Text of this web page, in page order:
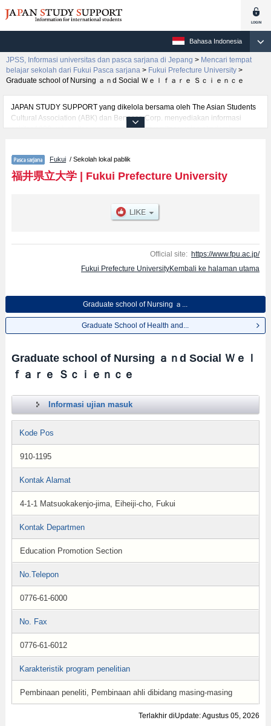
Bahasa Indonesia
JPSS, Informasi universitas dan pasca sarjana di Jepang > Mencari tempat
belajar sekolah dari Fukui Pasca sarjana > Fukui Prefecture University >
Graduate school of Nursing ａｎd Social Ｗｅｌｆａｒｅ Ｓｃｉｅｎｃｅ
JAPAN STUDY SUPPORT yang dikelola bersama oleh The Asian Students
Cultural Association (ABK) dan Benesse Corp. menyediakan informasi
sekitar 1300 universitas, pascasarjana, universitas yunior, akademi
informasi per jurusan riset seperti %% research %%, serta berbagai
informasi yang berguna bagi mahasiswa(i) mancanegara seperti kuota
untuk jumlah pendaftar dan jumlah kelulusan ujian masuk mahasiswa(i)
jalan, dan lainnya. Silakan memanfaatkannya.
Fukui / Sekolah lokal pablik
福井県立大学| Fukui Prefecture University
Official site: https://www.fpu.ac.jp/
Fukui Prefecture UniversityKembali ke halaman utama
Graduate school of Nursing ａ...
Graduate School of Health and...
Graduate school of Nursing ａｎd Social Ｗｅｌ
ｆａｒｅ Ｓｃｉｅｎｃｅ
Informasi ujian masuk
Kode Pos
910-1195
Kontak Alamat
4-1-1 Matsuokakenjo-jima, Eiheiji-cho, Fukui
Kontak Departmen
Education Promotion Section
No.Telepon
0776-61-6000
No. Fax
0776-61-6012
Karakteristik program penelitian
Pembinaan peneliti, Pembinaan ahli dibidang masing-masing
Terlakhir diUpdate: Agustus 05, 2026